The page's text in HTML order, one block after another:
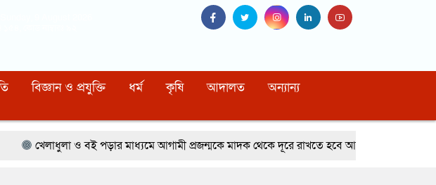
বিজ্ঞান ও প্রযুক্তি ধর্ম কৃষি আদালত অন্যান্য
পড়ার মাধ্যমে আগামী প্রজন্মকে মাদক থেকে দূরে রাখতে হবে আব্দুর রহমান খাঁন সাবেক এনবিআর